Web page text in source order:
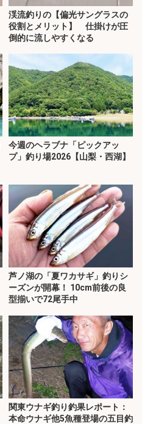
渓流釣りの【偏光サングラスの
役割とメリット】 仕掛けが圧
倒的に流しやすくなる
今週のヘラブナ「ピックアッ
プ」釣り場2026【山梨・西湖】
芦ノ湖の「夏ワカサギ」釣りシ
ーズンが開幕！ 10cm前後の良
型揃いで72尾手中
関東ウナギ釣り釣果レポート：
本命ウナギ他5魚種登場の五目釣